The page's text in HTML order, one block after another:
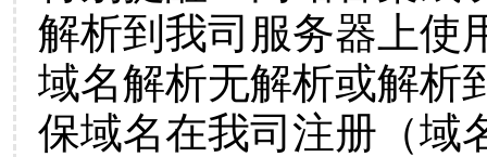
解析到我司服务器上使
域名解析无解析或解析
保域名在我司注册（域